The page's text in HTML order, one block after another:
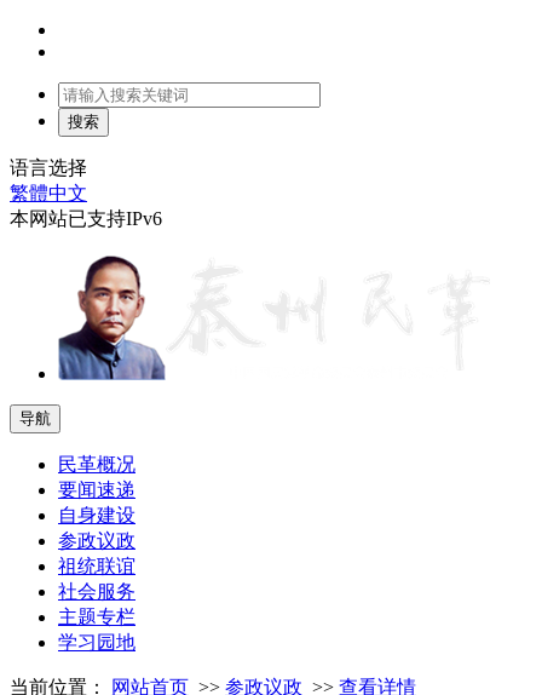
语言选择
繁體中文
本网站已支持IPv6
导航
民革概况
要闻速递
自身建设
参政议政
祖统联谊
社会服务
主题专栏
学习园地
当前位置： 网站首页 >> 参政议政 >> 查看详情